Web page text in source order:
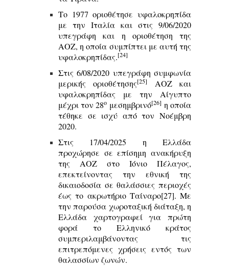
Το 1977 οριοθέτησε υφαλοκρηπίδα
με την Ιταλία και στις 9/06/2020
υπεγράφη και η οριοθέτηση της
ΑΟΖ, η οποία συμπίπτει με αυτή της
υφαλοκρηπίδας.[24]
Στις 6/08/2020 υπεγράφη συμφωνία
μερικής οριοθέτησης[25]
ΑΟΖ και
υφαλοκρηπίδας με την Αίγυπτο
μέχρι τον 28ο μεσημβρινό[26] η οποία
τέθηκε σε ισχύ από τον Νοέμβρη
2020.
Στις 17/04/2025 η Ελλάδα
προχώρησε σε επίσημη ανακήρυξη
της ΑΟΖ στο Ιόνιο Πέλαγος,
επεκτείνοντας την εθνική της
δικαιοδοσία σε θαλάσσιες περιοχές
έως το ακρωτήριο Ταίναρο[27]. Με
την παρούσα χωροταξική διάταξη, η
Ελλάδα χαρτογραφεί για πρώτη
φορά το Ελληνικό κράτος
συμπεριλαμβάνοντας τις
επιτρεπόμενες χρήσεις εντός των
θαλασσίων ζωνών.